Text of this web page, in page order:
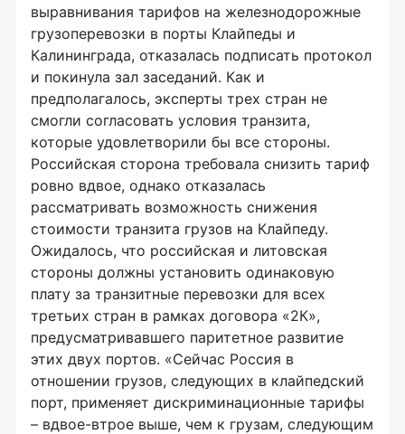
выравнивания тарифов на железнодорожные
грузоперевозки в порты Клайпеды и
Калининграда, отказалась подписать протокол
и покинула зал заседаний. Как и
предполагалось, эксперты трех стран не
смогли согласовать условия транзита,
которые удовлетворили бы все стороны.
Российская сторона требовала снизить тариф
ровно вдвое, однако отказалась
рассматривать возможность снижения
стоимости транзита грузов на Клайпеду.
Ожидалось, что российская и литовская
стороны должны установить одинаковую
плату за транзитные перевозки для всех
третьих стран в рамках договора «2К»,
предусматривавшего паритетное развитие
этих двух портов. «Сейчас Россия в
отношении грузов, следующих в клайпедский
порт, применяет дискриминационные тарифы
– вдвое-втрое выше, чем к грузам, следующим